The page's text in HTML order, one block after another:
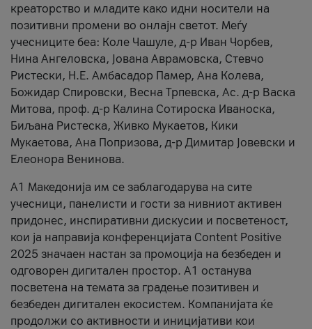
креаторство и младите како идни носители на
позитивни промени во онлајн светот. Меѓу
учесниците беа: Коле Чашуле, д-р Иван Чорбев,
Нина Ангеловска, Јована Аврамовска, Стевчо
Ристески, Н.Е. Амбасадор Памер, Ана Колева,
Божидар Спировски, Весна Трпевска, Ас. д-р Васка
Митова, проф. д-р Калина Сотироска Иваноска,
Биљана Ристеска, Живко Мукаетов, Кики
Мукаетова, Ана Попризова, д-р Димитар Јовевски и
Елеонора Венинова.
А1 Македонија им се заблагодарува на сите
учесници, панелисти и гости за нивниот активен
придонес, инспиративни дискусии и посветеност,
кои ја направија конференцијата Content Positive
2025 значаен настан за промоција на безбеден и
одговорен дигитален простор. А1 останува
посветена на темата за градење позитивен и
безбеден дигитален екосистем. Компанијата ќе
продолжи со активности и иницијативи кои